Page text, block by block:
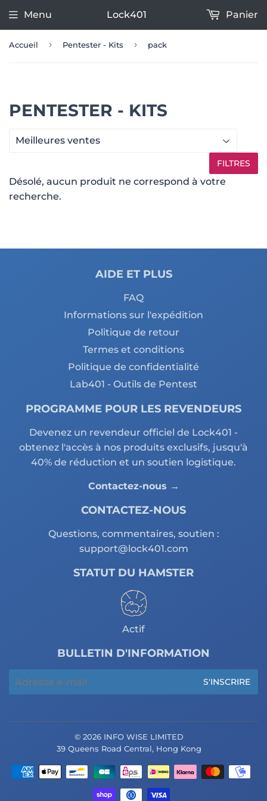
Menu Lock401 Panier
Accueil › Pentester - Kits › pack
PENTESTER - KITS
FILTRES
Désolé, aucun produit ne correspond à votre
recherche.
AIDE ET PLUS
FAQ
Informations sur l'expédition
Politique de retour
Termes et conditions
Politique de confidentialité
Lab401 - Outils de Pentest
PROGRAMME POUR LES REVENDEURS
Devenez un revendeur officiel de Lock401 -
obtenez l'accès à nos produits exclusifs, jusqu'à
40% de réduction et un soutien logistique.
Contactez-nous →
CONTACTEZ-NOUS
Questions, commentaires, soutien :
support@lock401.com
STATUT DU HAMSTER
Actif
BULLETIN D'INFORMATION
mails
S'INSCRIRE
© 2026 INFO WISE LIMITED
39 Queens Road Central, Hong Kong
Icônes
Paiement